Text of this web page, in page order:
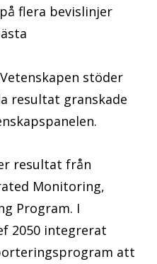
flera bevislinjer
stöder
resultat granskade
resultat från
Monitoring,
Program. I
2050 integrerat
att